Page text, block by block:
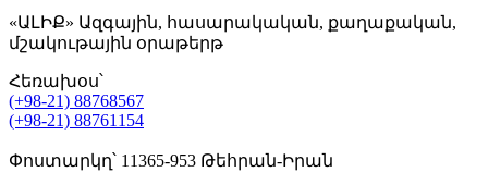
«ԱԼԻՔ» Ազգային, հասարակական, քաղաքական,
մշակութային օրաթերթ
Հեռախօս՝
(+98-21) 88768567
(+98-21) 88761154
Փոստարկղ՝ 11365-953 Թեհրան-Իրան